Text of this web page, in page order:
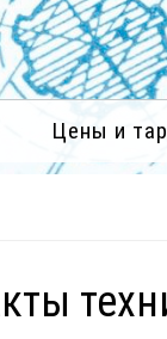
Цены и